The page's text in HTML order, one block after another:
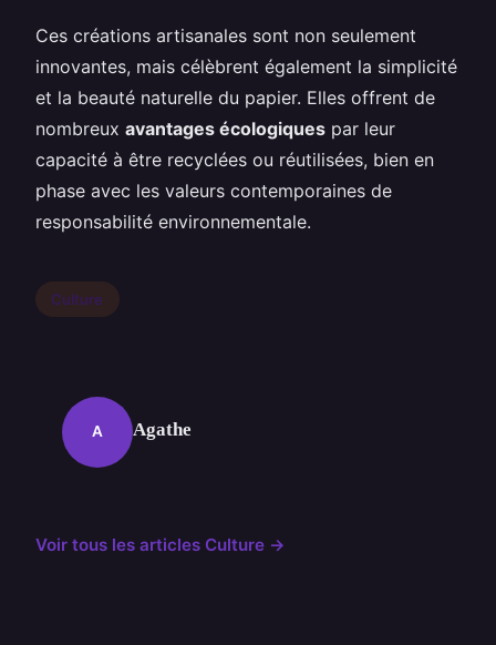
Ces créations artisanales sont non seulement
innovantes, mais célèbrent également la simplicité
et la beauté naturelle du papier. Elles offrent de
nombreux avantages écologiques par leur
capacité à être recyclées ou réutilisées, bien en
phase avec les valeurs contemporaines de
responsabilité environnementale.
Culture
A Agathe
Voir tous les articles Culture →